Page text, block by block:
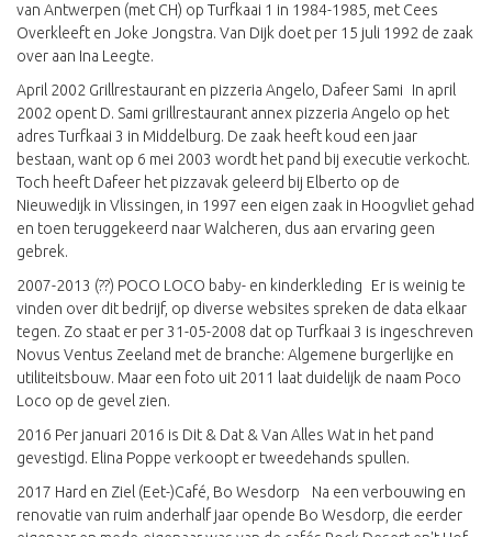
van Antwerpen (met CH) op Turfkaai 1 in 1984-1985, met Cees
Overkleeft en Joke Jongstra. Van Dijk doet per 15 juli 1992 de zaak
over aan Ina Leegte.
April 2002 Grillrestaurant en pizzeria Angelo, Dafeer Sami In april
2002 opent D. Sami grillrestaurant annex pizzeria Angelo op het
adres Turfkaai 3 in Middelburg. De zaak heeft koud een jaar
bestaan, want op 6 mei 2003 wordt het pand bij executie verkocht.
Toch heeft Dafeer het pizzavak geleerd bij Elberto op de
Nieuwedijk in Vlissingen, in 1997 een eigen zaak in Hoogvliet gehad
en toen teruggekeerd naar Walcheren, dus aan ervaring geen
gebrek.
2007-2013 (??) POCO LOCO baby- en kinderkleding Er is weinig te
vinden over dit bedrijf, op diverse websites spreken de data elkaar
tegen. Zo staat er per 31-05-2008 dat op Turfkaai 3 is ingeschreven
Novus Ventus Zeeland met de branche: Algemene burgerlijke en
utiliteitsbouw. Maar een foto uit 2011 laat duidelijk de naam Poco
Loco op de gevel zien.
2016 Per januari 2016 is Dit & Dat & Van Alles Wat in het pand
gevestigd. Elina Poppe verkoopt er tweedehands spullen.
2017 Hard en Ziel (Eet-)Café, Bo Wesdorp Na een verbouwing en
renovatie van ruim anderhalf jaar opende Bo Wesdorp, die eerder